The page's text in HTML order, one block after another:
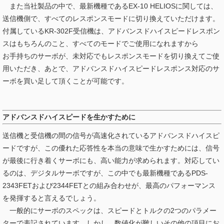
また当社製品の中で、最新機種であるEX-10 HELIOSに関しては、
送信機側で、すべてのレスポンスモードに切り換えていただけます。
付属しているKR-302F受信機は、アドバンスドハイスピードレスポン
スはもちろんのこと、すべてのモードでご使用になれますから
お手持ちのサーボが、未対応でもレスポンスモードを切り換えてご使
用いただき、あとで、アドバンスドハイスピードレスポンス対応のサ
ーボを買い足して頂くことが可能です。
アドバンスドハイスピードを生かすために
送信機と受信機の間の信号が高速化されているアドバンスドハイスピ
ードですが、この優れた応答性を本当の意味で生かすためには、信号
が最後に行き着くサーボにも、高い能力が求められます。対応してい
るのは、デジタルサーボですが、この中でも最新機種であるPDS-
2343FETおよび2344FETとの組み合わせが、最高のパフォーマンス
を発揮すると言えるでしょう。
一般的にサーボのスペックは、スピードとトルクの2つのパラメー